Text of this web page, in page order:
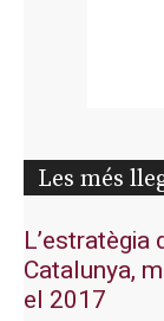
Les més
Catalunya,
el 2017